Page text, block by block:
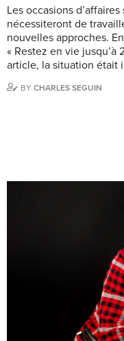
Les occasions
nécessiteront de
nouvelles approches.
« Restez en vie jusqu’à
article, la situation était
BY CHARLES SEGUIN